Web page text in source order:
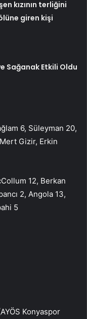
kızının terliğini
giren kişi
Sağanak Etkili Oldu
6, Süleyman 20,
Gizir, Erkin
12, Berkan
2, Angola 13,
5
Konyaspor